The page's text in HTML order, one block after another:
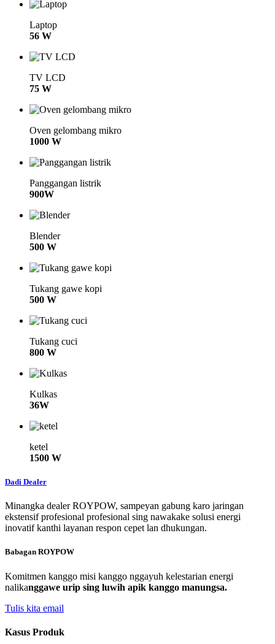
Laptop
56 W
TV LCD
75 W
Oven gelombang mikro
1000 W
Panggangan listrik
900W
Blender
500 W
Tukang gawe kopi
500 W
Tukang cuci
800 W
Kulkas
36W
ketel
1500 W
Dadi Dealer
Minangka dealer ROYPOW, sampeyan gabung karo jaringan
ekstensif profesional profesional sing nawakake solusi energi
inovatif kanthi layanan respon cepet lan dhukungan.
Babagan ROYPOW
Komitmen kanggo misi kanggo nggayuh kelestarian energi
nalikanggawe urip sing luwih apik kanggo manungsa.
Tulis kita email
Kasus Produk